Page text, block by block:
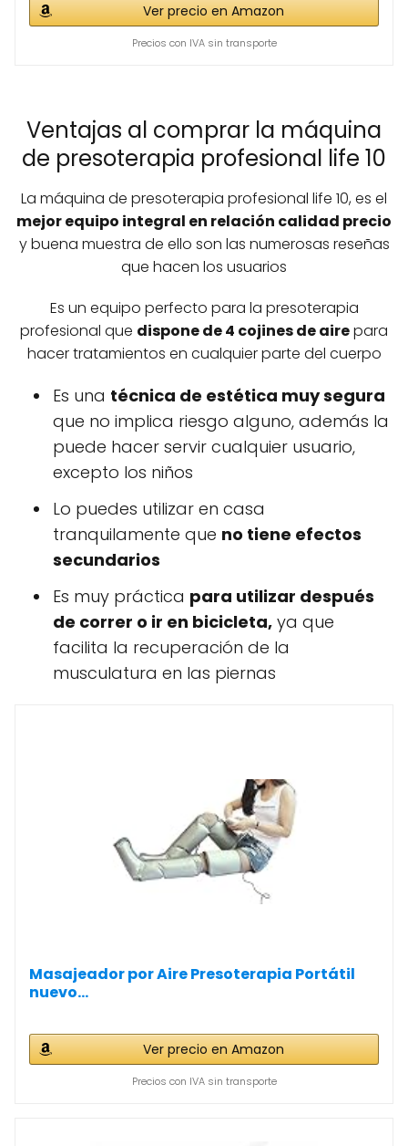
Ver precio en Amazon
Precios con IVA sin transporte
Ventajas al comprar la máquina
de presoterapia profesional life 10
La máquina de presoterapia profesional life 10, es el
mejor equipo integral en relación calidad precio
y buena muestra de ello son las numerosas reseñas
que hacen los usuarios
Es un equipo perfecto para la presoterapia
profesional que dispone de 4 cojines de airepara
hacer tratamientos en cualquier parte del cuerpo
Es una técnica de estética muy segura
que no implica riesgo alguno, además la
puede hacer servir cualquier usuario,
excepto los niños
Lo puedes utilizar en casa
tranquilamente que no tiene efectos
secundarios
Es muy práctica para utilizar después
de correr o ir en bicicleta, ya que
facilita la recuperación de la
musculatura en las piernas
Masajeador por Aire Presoterapia Portátil
nuevo...
Ver precio en Amazon
Precios con IVA sin transporte